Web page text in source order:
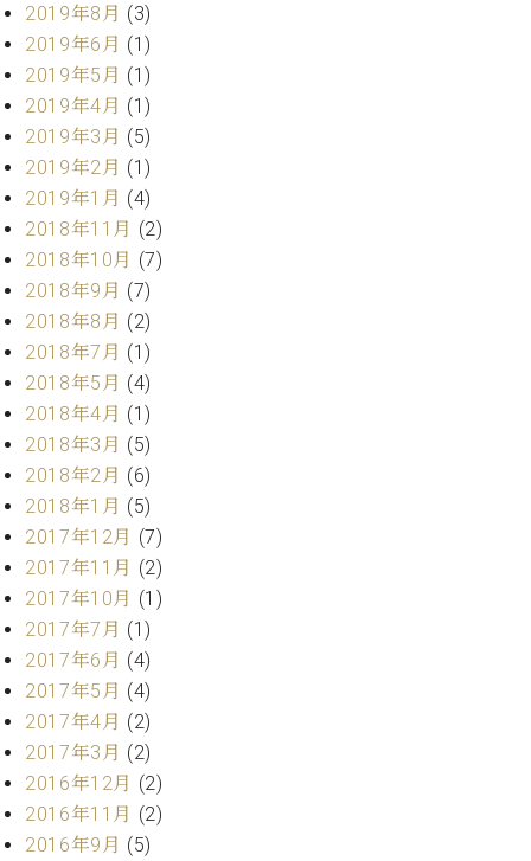
W.
ホ
フ
マ
ン
プ
ロ
フ
ッ
シ
ョ
ナ
ル
W.
ホ
フ
マ
ン
ト
ラ
デ
ィ
シ
ョ
ン
W.
ホ
内
(PDF)
お
問
い
わ
せ
本
社
：
王
子
・
術
営
業
セ
ン
タ
ー
ス
タ
ッ
フ
挨
拶
2019年8月 (3)
2019年6月 (1)
2019年5月 (1)
2019年4月 (1)
2019年3月 (5)
2019年2月 (1)
2019年1月 (4)
2018年11月 (2)
2018年10月 (7)
2018年9月 (7)
2018年8月 (2)
2018年7月 (1)
2018年5月 (4)
2018年4月 (1)
2018年3月 (5)
2018年2月 (6)
2018年1月 (5)
2017年12月 (7)
2017年11月 (2)
2017年10月 (1)
2017年7月 (1)
2017年6月 (4)
2017年5月 (4)
2017年4月 (2)
2017年3月 (2)
2016年12月 (2)
2016年11月 (2)
2016年9月 (5)